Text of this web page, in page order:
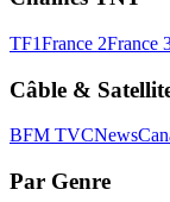
TF1France 2France
Câble &
BFM TVCNews
Par Genre